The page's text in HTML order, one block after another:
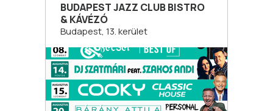
BUDAPEST JAZZ CLUB BISTRO
& KÁVÉZÓ
Budapest, 13. kerület